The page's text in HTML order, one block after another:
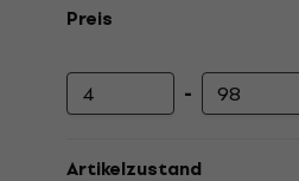
Preis
-
Artikelzustand